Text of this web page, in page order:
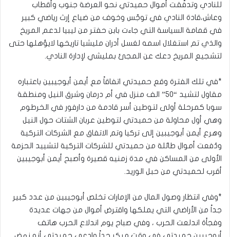
للنادي وتدفّقت أموال حميدتي نحو العرضة جنوب وأقطاب
وعاش،قادة النادي في توجّس وخوف من ضياع إرث رياضي كبير
في قمامة السياسة التي جاءت بابن حفتر من ليبيا لدعم المريخ
والذي تم استغلال اسمه لغسل أدران مليشيا تاريخها لايؤهلها حتى
لتشجيع المريخ دعك عن المجئ بمليشي لإدارة النادي.
*في تلك الفترة وقع حميدتي اتفاقاً مع أيمن أبوجيبين باعتباره
مقاول لتشيد “٥٠” الف منزل في أم درمان وشرق النيل ومنطقة
سوبا كمرحلة أولى لتوطين أسر قادمة من دارفور في الخرطوم
وهي أول محاولة من حميدتي لتوطين عربان الشتات حول النيل
وهرع أيمن أبوجيبين إلى تركيا وتم الاتفاق مع الشركات التركية
ودُفعت أموال طائلة من حميدتي للشركات التركية لتشييد الحزمة
الأولى من المساكن في مدة زمنيه قصيرة وأصبح أيمن أبوجيبين
أقرب لحميدتي من حبل الوريد.
*وفي انتظار وصول المال من الإمارات تخلص أبوجيبين من عدد كبير
جداً من الأراضي التي يملكها واقترض أموال من جهات عديدة
وفجأة اندلعت الحرب ، وفي صباح يوم اندلاع الحرب هاتف